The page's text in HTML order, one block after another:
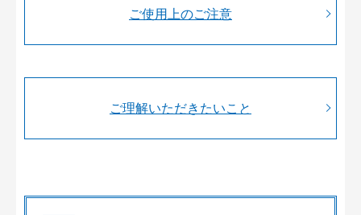
ご使用上のご注意
ご理解いただきたいこと